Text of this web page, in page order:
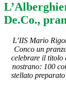
De.Co.,
L’IIS Mario
Conco un
celebrare il titolo
nostrano: 100
stellato